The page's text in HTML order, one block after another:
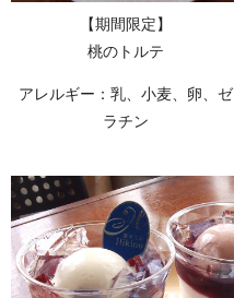
【期間限定】
桃のトルテ
アレルギー：乳、小麦、卵、ゼ
ラチン